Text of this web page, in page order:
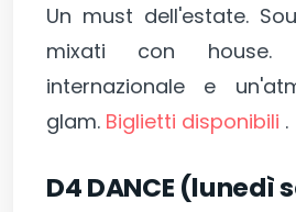
Un must dell'estate.
mixati con house.
internazionale e
glam. Biglietti disponibili .
D4 DANCE (lunedì